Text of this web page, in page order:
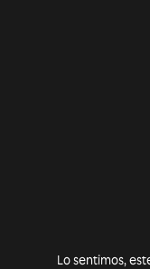
Lo sentimos,